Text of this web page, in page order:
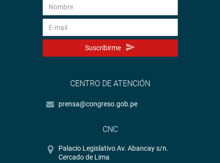
Suscribirme
CENTRO DE ATENCIÓN
prensa@congreso.gob.pe
CNC
Palacio Legislativo Av. Abancay s/n.
Cercado de Lima